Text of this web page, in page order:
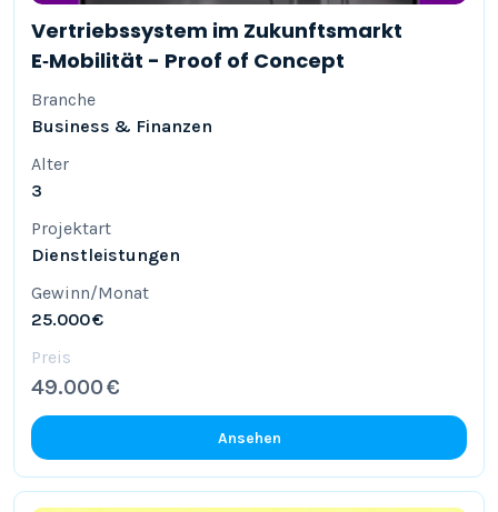
Vertriebssystem im Zukunftsmarkt
E‑Mobilität - Proof of Concept
Branche
Business & Finanzen
Alter
3
Projektart
Dienstleistungen
Gewinn/Monat
25.000 €
Preis
49.000 €
Ansehen